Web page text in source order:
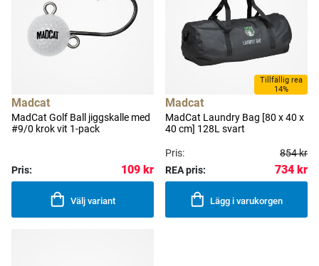
Madcat
MadCat Golf Ball jiggskalle med
#9/0 krok vit 1-pack
Pris: 109 kr
Välj variant
Tillfällig rea
14%
Madcat
MadCat Laundry Bag [80 x 40 x
40 cm] 128L svart
Pris:
854 kr
REA pris:
734 kr
Lägg i varukorgen